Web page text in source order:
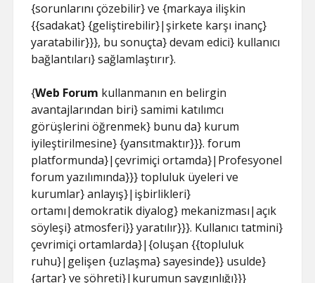
{sorunlarını çözebilir} ve {markaya ilişkin
{{sadakat} {geliştirebilir}|şirkete karşı inanç}
yaratabilir}}}, bu sonuçta} devam edici} kullanıcı
bağlantıları} sağlamlaştırır}.
{Web Forum kullanmanın en belirgin
avantajlarından biri} samimi katılımcı
görüşlerini öğrenmek} bunu da} kurum
iyileştirilmesine} {yansıtmaktır}}}. forum
platformunda}|çevrimiçi ortamda}|Profesyonel
forum yazılımında}}} topluluk üyeleri ve
kurumlar} anlayış}|işbirlikleri}
ortamı|demokratik diyalog} mekanizması|açık
söyleşi} atmosferi}} yaratılır}}}. Kullanıcı tatmini}
çevrimiçi ortamlarda}|{oluşan {{topluluk
ruhu}|gelişen {uzlaşma} sayesinde}} usulde}
{artar} ve şöhreti}|kurumun saygınlığı}}}